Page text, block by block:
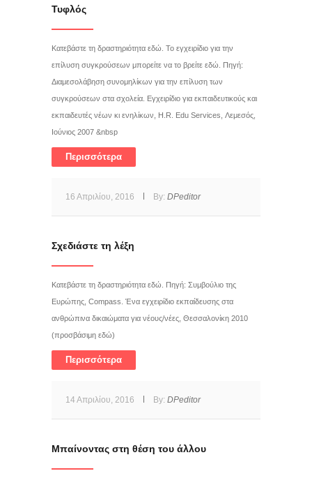
Τυφλός
Κατεβάστε τη δραστηριότητα εδώ. Το εγχειρίδιο για την
επίλυση συγκρούσεων μπορείτε να το βρείτε εδώ. Πηγή:
Διαμεσολάβηση συνομηλίκων για την επίλυση των
συγκρούσεων στα σχολεία. Εγχειρίδιο για εκπαιδευτικούς και
εκπαιδευτές νέων κι ενηλίκων, H.R. Edu Services, Λεμεσός,
Ιούνιος 2007 &nbsp
Περισσότερα
16 Απριλίου, 2016 By: DPeditor
Σχεδιάστε τη λέξη
Κατεβάστε τη δραστηριότητα εδώ. Πηγή: Συμβούλιο της
Ευρώπης, Compass. Ένα εγχειρίδιο εκπαίδευσης στα
ανθρώπινα δικαιώματα για νέους/νέες, Θεσσαλονίκη 2010
(προσβάσιμη εδώ)
Περισσότερα
14 Απριλίου, 2016 By: DPeditor
Μπαίνοντας στη θέση του άλλου